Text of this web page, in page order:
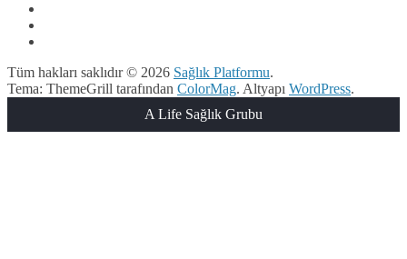
Tüm hakları saklıdır © 2026 Sağlık Platformu.
Tema: ThemeGrill tarafından ColorMag. Altyapı WordPress.
A Life Sağlık Grubu